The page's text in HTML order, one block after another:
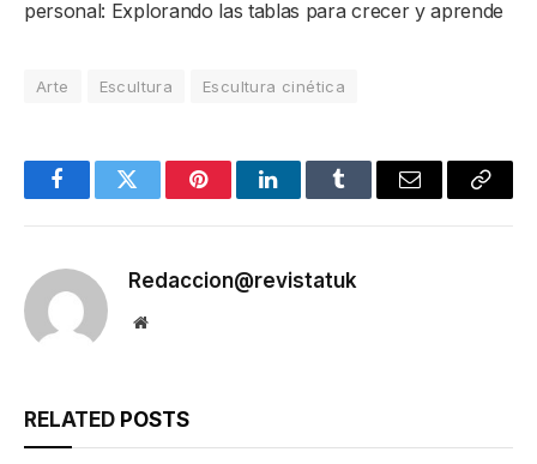
Arte Escultura Escultura cinética
FacebookTwitter PinterestLinkedInTumblr Email
Copy
Redaccion@revistatuk
Website
RELATED POSTS